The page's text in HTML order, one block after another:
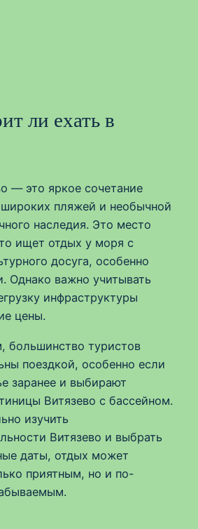
ли ехать в
— это яркое сочетание
пляжей и необычной
наследия. Это место
ищет отдых у моря с
досуга, особенно
Однако важно учитывать
инфраструктуры
цены.
большинство туристов
поездкой, особенно если
заранее и выбирают
Витязево с бассейном.
изучить
Витязево и выбрать
даты, отдых может
приятным, но и по-